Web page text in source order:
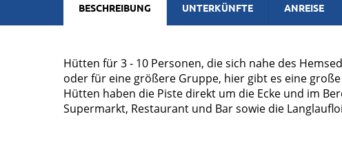
BESCHREIBUNG UNTERKÜNFTE ANREISE
Hütten für 3 - 10 Personen, die sich nahe des
oder für eine größere Gruppe, hier gibt es eine
Hütten haben die Piste direkt um die Ecke und im
Supermarkt, Restaurant und Bar sowie die